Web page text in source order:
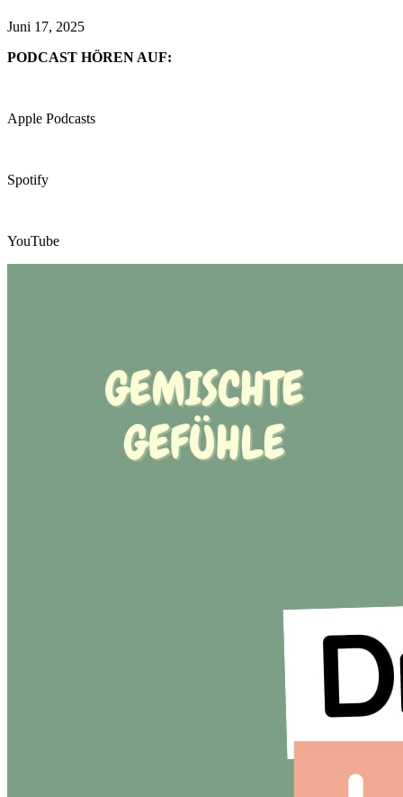
Juni 17, 2025
PODCAST HÖREN AUF:
Apple Podcasts
Spotify
YouTube